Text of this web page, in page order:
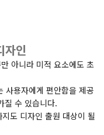
인
아니라 미적 요소에도 초
사용자에게 편안함을 제공
질 수 있습니다.
도 디자인 출원 대상이 될